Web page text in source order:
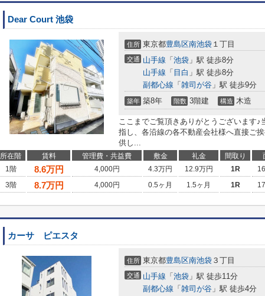
Dear Court 池袋
住所 東京都豊島区南池袋 １丁目
交通 山手線 「 池袋 」駅 徒歩8分
山手線 「 目白 」駅 徒歩8分
副都心線 「 雑司が谷 」駅 徒歩9分
築年 築8年 階数 3階建 構造 木造
ここまでご覧頂きありがとうございます♪
指し、各沿線の各不動産会社様へ直接ご
供し...
所在階 賃料 管理費・共益費 敷金 礼金 間取り
1階
8.6万円 4,000円 4.3万円 12.9万円 1R
3階
8.7万円 4,000円 0.5ヶ月 1.5ヶ月 1R
カーサ ピエスタ
住所 東京都豊島区南池袋 ３丁目
交通 山手線 「 池袋 」駅 徒歩11分
副都心線 「 雑司が谷 」駅 徒歩4分